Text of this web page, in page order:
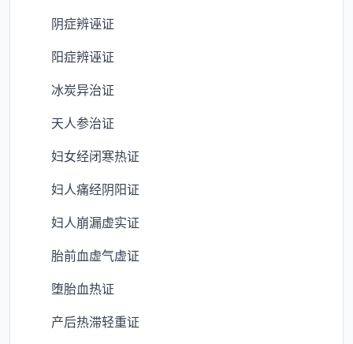
阴症辨诬证
阳症辨诬证
冰炭异治证
天人参治证
妇女经闭寒热证
妇人痛经阴阳证
妇人崩漏虚实证
胎前血虚气虚证
堕胎血热证
产后热滞轻重证